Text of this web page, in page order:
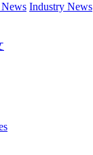
Industry News